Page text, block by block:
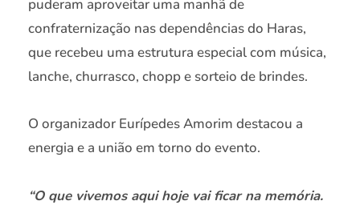
puderam aproveitar uma manhã de
confraternização nas dependências do Haras,
que recebeu uma estrutura especial com música,
lanche, churrasco, chopp e sorteio de brindes.
O organizador Eurípedes Amorim destacou a
energia e a união em torno do evento.
“O que vivemos aqui hoje vai ficar na memória.